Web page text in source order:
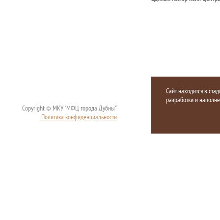
Copyright © МКУ "МФЦ города Дубны"
Политика конфиденциальности
Сайт находится в
разработки и